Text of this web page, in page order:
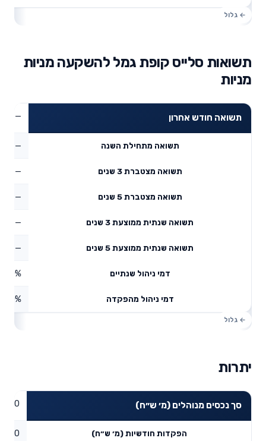
תשואות סלייס קופת גמל להשקעה מניות
מניות
תשואה חודש אחרון —
תשואה מתחילת השנה —
תשואה מצטברת 3 שנים —
תשואה מצטברת 5 שנים —
תשואה שנתית ממוצעת 3 שנים —
תשואה שנתית ממוצעת 5 שנים —
דמי ניהול שנתיים 0%
דמי ניהול מהפקדה 0%
יתרות
סך נכסים מנוהלים (מ׳ ש״ח) 0
הפקדות חודשיות (מ׳ ש״ח) 0